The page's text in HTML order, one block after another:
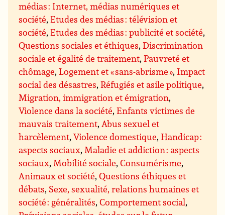
médias : Internet, médias numériques et
société,Etudes des médias : télévision et
société,Etudes des médias : publicité et société,
Questions sociales et éthiques,Discrimination
sociale et égalité de traitement,Pauvreté et
chômage,Logement et « sans-abrisme », Impact
social des désastres,Réfugiés et asile politique,
Migration, immigration et émigration,
Violence dans la société,Enfants victimes de
mauvais traitement,Abus sexuel et
harcèlement,Violence domestique,Handicap :
aspects sociaux,Maladie et addiction : aspects
sociaux,Mobilité sociale,Consumérisme,
Animaux et société,Questions éthiques et
débats, Sexe, sexualité, relations humaines et
société : généralités,Comportement social,